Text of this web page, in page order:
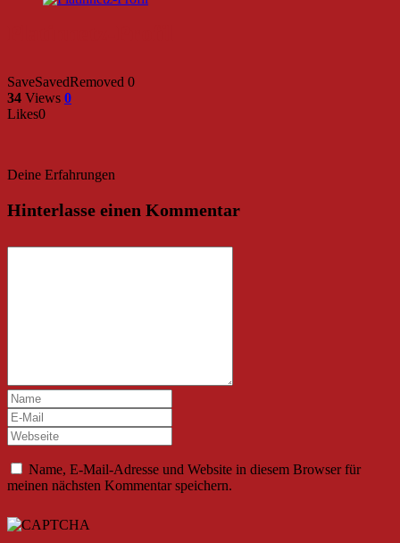
SaveSavedRemoved 0
34 Views 0
Likes0
Deine Erfahrungen
Hinterlasse einen Kommentar
Name, E-Mail-Adresse und Website in diesem Browser für
meinen nächsten Kommentar speichern.